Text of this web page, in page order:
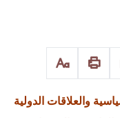
والعلاقات الدولية